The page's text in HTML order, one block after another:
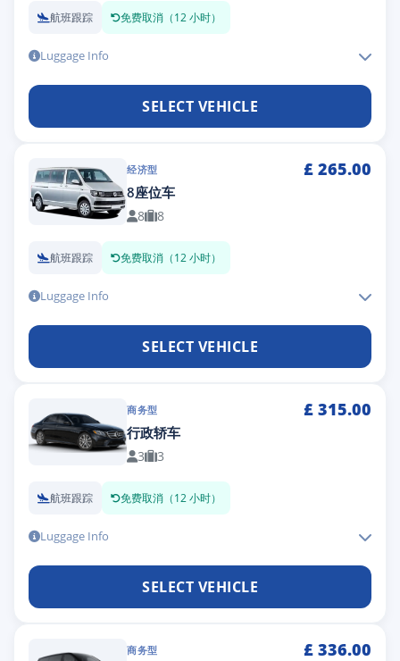
航班跟踪 免费取消（12 小时）
Luggage Info
SELECT VEHICLE
经济型 £ 265.00
8座位车
8 8
航班跟踪 免费取消（12 小时）
Luggage Info
SELECT VEHICLE
商务型 £ 315.00
行政轿车
3 3
航班跟踪 免费取消（12 小时）
Luggage Info
SELECT VEHICLE
商务型 £ 336.00